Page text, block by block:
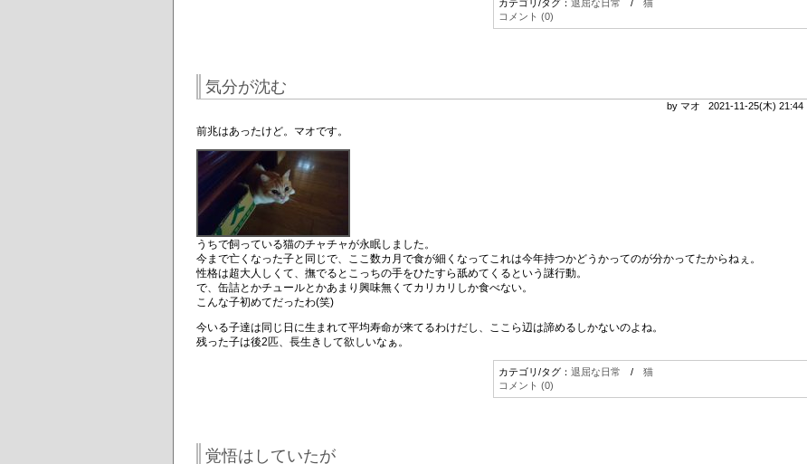
カテゴリ/タグ： 退屈な日常 / 猫
コメント (0)
気分が沈む
by マオ 2021-11-25(木) 21:44
前兆はあったけど。マオです。
うちで飼っている猫のチャチャが永眠しました。
今まで亡くなった子と同じで、ここ数カ月で食が細くなってこれは今年持つかどうかってのが分かってたからねぇ。
性格は超大人しくて、撫でるとこっちの手をひたすら舐めてくるという謎行動。
で、缶詰とかチュールとかあまり興味無くてカリカリしか食べない。
こんな子初めてだったわ(笑)
今いる子達は同じ日に生まれて平均寿命が来てるわけだし、ここら辺は諦めるしかないのよね。
残った子は後2匹、長生きして欲しいなぁ。
カテゴリ/タグ： 退屈な日常 / 猫
コメント (0)
覚悟はしていたが